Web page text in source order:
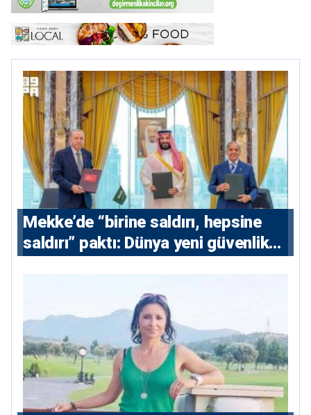
Mekke’de “birine saldırı, hepsine
saldırı” paktı: Dünya yeni güvenlik